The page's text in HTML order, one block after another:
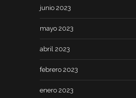
junio 2023
mayo 2023
abril 2023
febrero 2023
enero 2023